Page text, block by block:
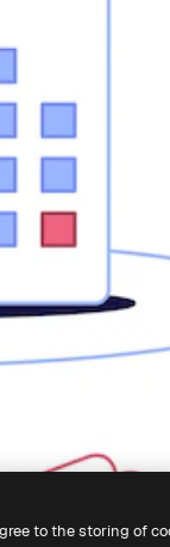
to the storing of